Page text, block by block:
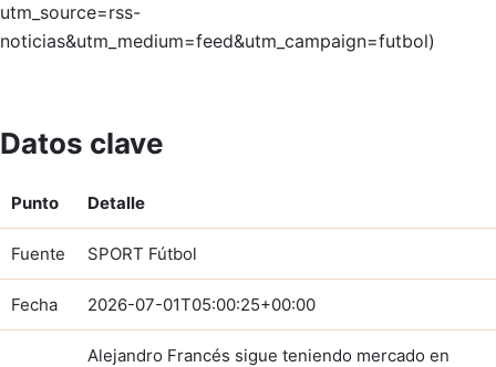
utm_source=rss-
noticias&utm_medium=feed&utm_campaign=futbol)
Datos clave
Punto Detalle
Fuente SPORT Fútbol
Fecha 2026-07-01T05:00:25+00:00
Alejandro Francés sigue teniendo mercado en